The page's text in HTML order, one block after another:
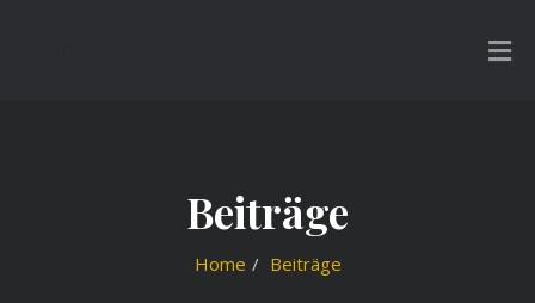
Beiträge
Home Beiträge